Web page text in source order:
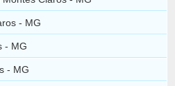
- MG
- MG
- MG